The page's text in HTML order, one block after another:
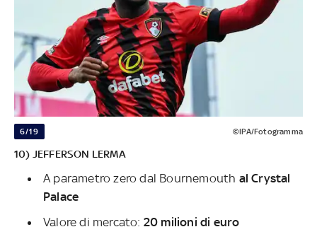
6/19 ©IPA/Fotogramma
10) JEFFERSON LERMA
A parametro zero dal Bournemouth al Crystal
Palace
Valore di mercato: 20 milioni di euro